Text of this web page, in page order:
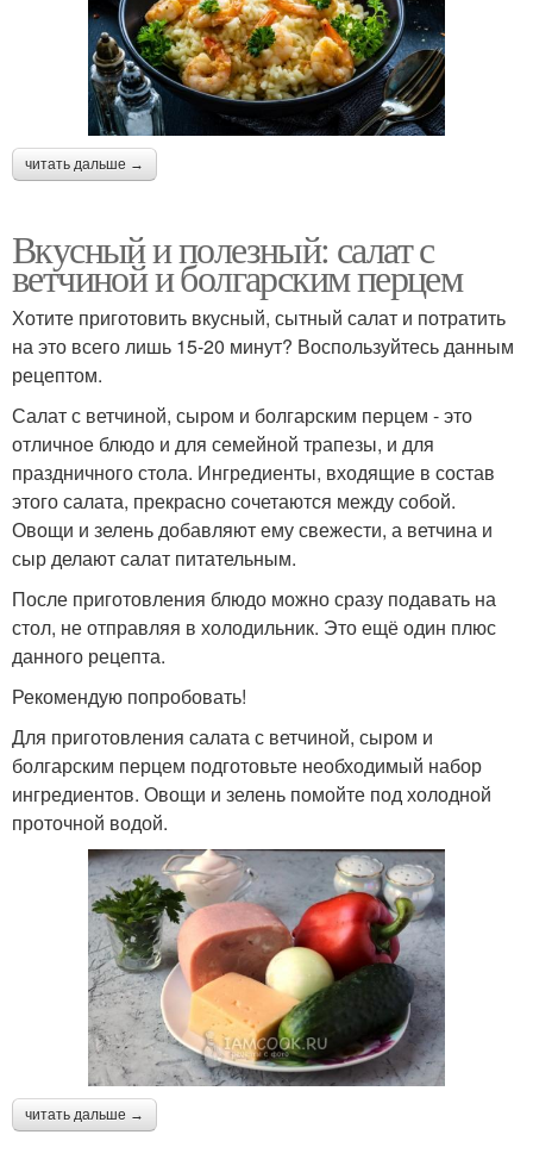
читать дальше →
Вкусный и полезный: салат с
ветчиной и болгарским перцем
Хотите приготовить вкусный, сытный салат и потратить
на это всего лишь 15-20 минут? Воспользуйтесь данным
рецептом.
Салат с ветчиной, сыром и болгарским перцем - это
отличное блюдо и для семейной трапезы, и для
праздничного стола. Ингредиенты, входящие в состав
этого салата, прекрасно сочетаются между собой.
Овощи и зелень добавляют ему свежести, а ветчина и
сыр делают салат питательным.
После приготовления блюдо можно сразу подавать на
стол, не отправляя в холодильник. Это ещё один плюс
данного рецепта.
Рекомендую попробовать!
Для приготовления салата с ветчиной, сыром и
болгарским перцем подготовьте необходимый набор
ингредиентов. Овощи и зелень помойте под холодной
проточной водой.
читать дальше →